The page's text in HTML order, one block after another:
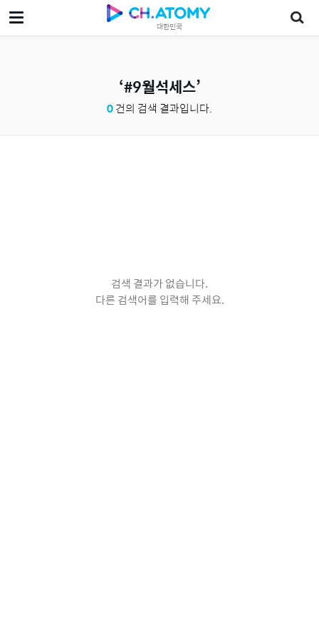
대한민국
#9월석세스
0건의 검색 결과입니다.
검색 결과가 없습니다.
다른 검색어를 입력해 주세요.